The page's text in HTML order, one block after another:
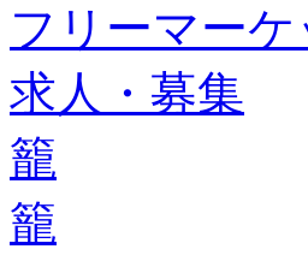
フリーマー
求人・募集
籠
籠